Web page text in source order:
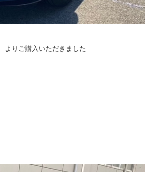
よりご購入いただきました